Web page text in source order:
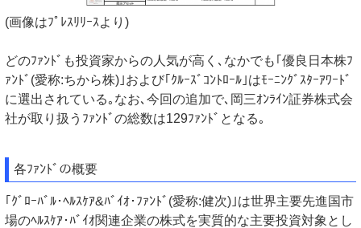
(画像はﾌﾟﾚｽﾘﾘｰｽより)
どのﾌｧﾝﾄﾞも投資家からの人気が高く､なかでも｢優良日本株ﾌ
ｧﾝﾄﾞ(愛称:ちから株)｣および｢ｸﾙｰｽﾞｺﾝﾄﾛｰﾙ｣はﾓｰﾆﾝｸﾞｽﾀｰｱﾜｰﾄﾞ
に選出されている｡なお､今回の追加で､岡三ｵﾝﾗｲﾝ証券株式会
社が取り扱うﾌｧﾝﾄﾞの総数は129ﾌｧﾝﾄﾞとなる｡
各ﾌｧﾝﾄﾞの概要
｢ｸﾞﾛｰﾊﾞﾙ･ﾍﾙｽｹｱ&ﾊﾞｲｵ･ﾌｧﾝﾄﾞ(愛称:健次)｣は世界主要先進国市
場のﾍﾙｽｹｱ･ﾊﾞｲｵ関連企業の株式を実質的な主要投資対象とし